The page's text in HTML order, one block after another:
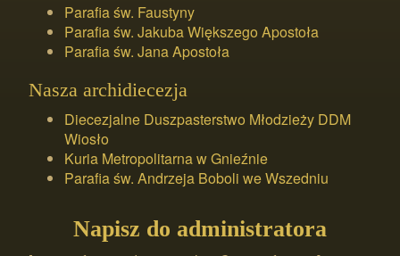
Parafia św. Faustyny
Parafia św. Jakuba Większego Apostoła
Parafia św. Jana Apostoła
Nasza archidiecezja
Diecezjalne Duszpasterstwo Młodzieży DDM
Wiosło
Kuria Metropolitarna w Gnieźnie
Parafia św. Andrzeja Boboli we Wszedniu
Napisz do administratora